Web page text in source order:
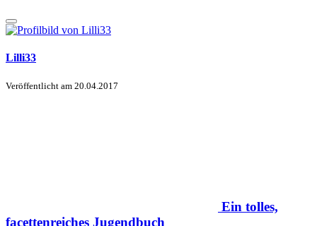
Lilli33
Veröffentlicht am 20.04.2017
Ein tolles,
facettenreiches Jugendbuch